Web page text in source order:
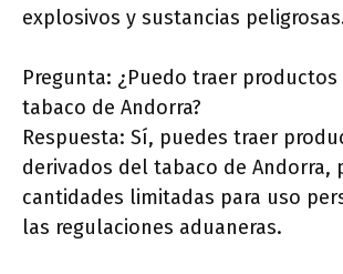
explosivos y sustancias
Pregunta: ¿Puedo traer
tabaco de Andorra?
Respuesta: Sí, puedes traer
derivados del tabaco de Andorra,
cantidades limitadas para uso
las regulaciones aduaneras.